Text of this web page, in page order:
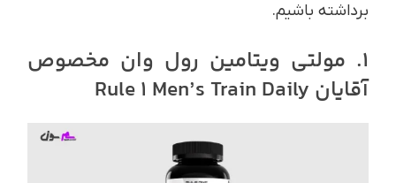
برداشته باشیم.
1. مولتی ویتامین رول وان مخصوص
آقایان Rule 1 Men’s Train Daily